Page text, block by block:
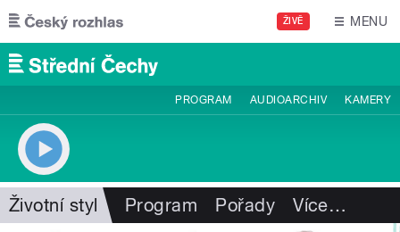
Přejít k hlavnímu obsahu
ŽIVĚ MENU
PROGRAM AUDIOARCHIV KAMERY
Životní styl Program Pořady Více…